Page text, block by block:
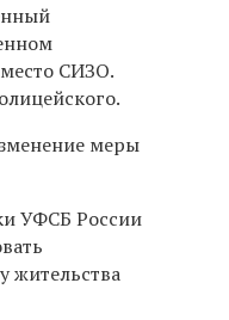
СИЗО.
меры
УФСБ России
жительства